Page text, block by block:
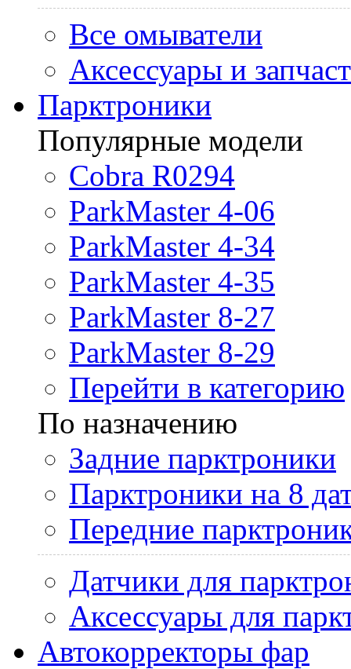
Все омыватели
Аксессуары и
Парктроники
Популярные модели
Cobra R0294
ParkMaster 4-06
ParkMaster 4-34
ParkMaster 4-35
ParkMaster 8-27
ParkMaster 8-29
Перейти в категорию
По назначению
Задние парктроники
Парктроники на 8
Передние
Датчики для
Аксессуары для
Автокорректоры фар